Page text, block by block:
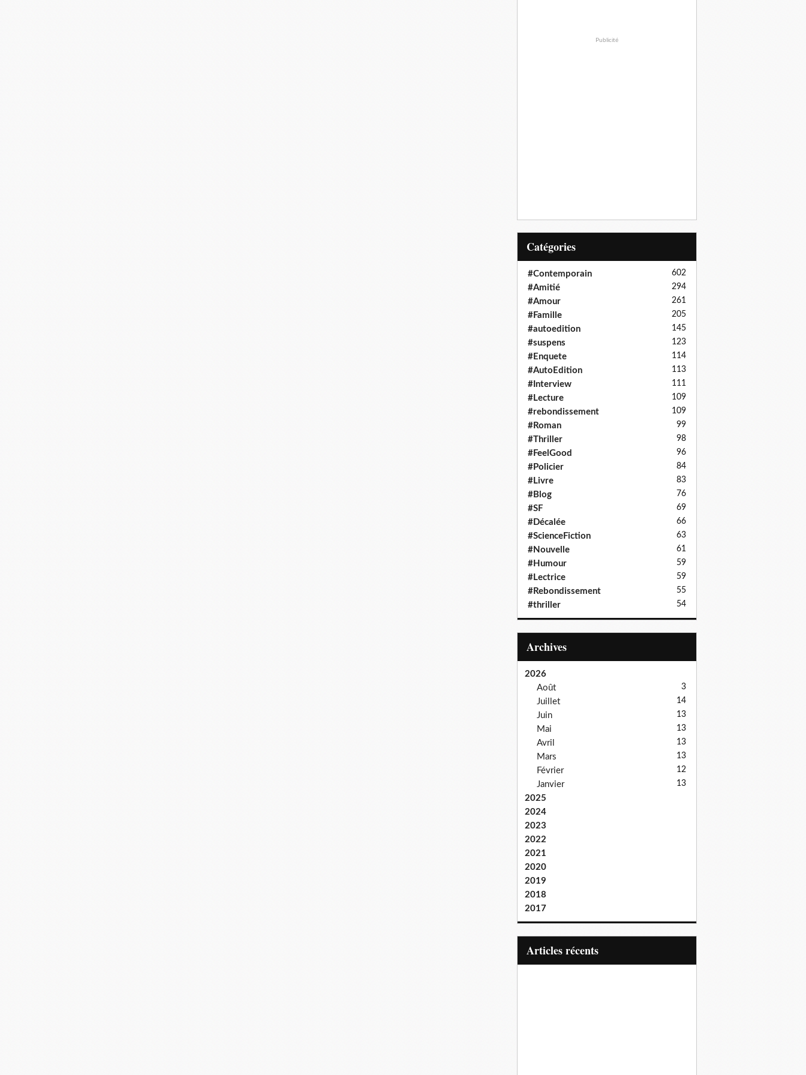
Publicité
Catégories
#Contemporain 602
#Amitié 294
#Amour 261
#Famille 205
#autoedition 145
#suspens 123
#Enquete 114
#AutoEdition 113
#Interview 111
#Lecture 109
#rebondissement 109
#Roman 99
#Thriller 98
#FeelGood 96
#Policier 84
#Livre 83
#Blog 76
#SF 69
#Décalée 66
#ScienceFiction 63
#Nouvelle 61
#Humour 59
#Lectrice 59
#Rebondissement 55
#thriller 54
Archives
2026
Août
3
Juillet 14
Juin 13
Mai 13
Avril 13
Mars 13
Février 12
Janvier 13
2025
2024
2023
2022
2021
2020
2019
2018
2017
articles récents